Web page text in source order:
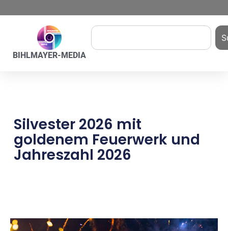
BIHLMAYER-MEDIA
Silvester 2026 mit
goldenem Feuerwerk und
Jahreszahl 2026